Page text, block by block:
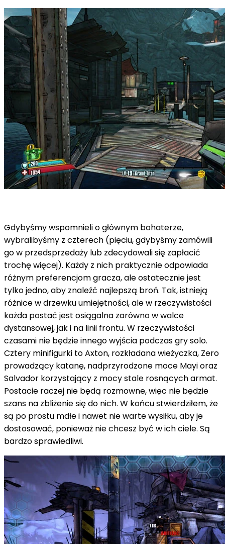
Gdybyśmy wspomnieli o głównym bohaterze,
wybralibyśmy z czterech (pięciu, gdybyśmy zamówili
go w przedsprzedaży lub zdecydowali się zapłacić
trochę więcej). Każdy z nich praktycznie odpowiada
różnym preferencjom gracza, ale ostatecznie jest
tylko jedno, aby znaleźć najlepszą broń. Tak, istnieją
różnice w drzewku umiejętności, ale w rzeczywistości
każda postać jest osiągalna zarówno w walce
dystansowej, jak i na linii frontu. W rzeczywistości
czasami nie będzie innego wyjścia podczas gry solo.
Cztery minifigurki to Axton, rozkładana wieżyczka, Zero
prowadzący katanę, nadprzyrodzone moce Mayi oraz
Salvador korzystający z mocy stale rosnących armat.
Postacie raczej nie będą rozmowne, więc nie będzie
szans na zbliżenie się do nich. W końcu stwierdziłem, że
są po prostu mdłe i nawet nie warte wysiłku, aby je
dostosować, ponieważ nie chcesz być w ich ciele. Są
bardzo sprawiedliwi.